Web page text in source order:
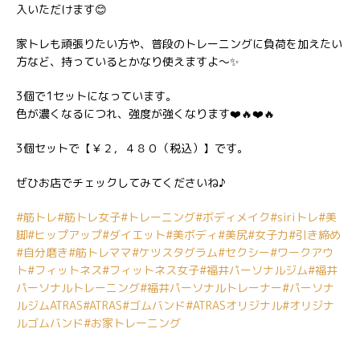
入いただけます😊
家トレも頑張りたい方や、普段のトレーニングに負荷を加えたい
方など、持っているとかなり使えますよ〜✨
3個で1セットになっています。
色が濃くなるにつれ、強度が強くなります❤️🔥❤️🔥
3個セットで【￥２，４８０（税込）】です。
ぜひお店でチェックしてみてくださいね♪
#筋トレ#筋トレ女子#トレーニング#ボディメイク#siriトレ#美
脚#ヒップアップ#ダイエット#美ボディ#美尻#女子力#引き締め
#自分磨き#筋トレママ#ケツスタグラム#セクシー#ワークアウ
ト#フィットネス#フィットネス女子#福井パーソナルジム#福井
パーソナルトレーニング#福井パーソナルトレーナー#パーソナ
ルジムATRAS#ATRAS#ゴムバンド#ATRASオリジナル#オリジナ
ルゴムバンド#お家トレーニング